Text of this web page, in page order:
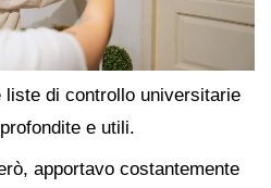
liste di controllo universitarie
e utili.
apportavo costantemente